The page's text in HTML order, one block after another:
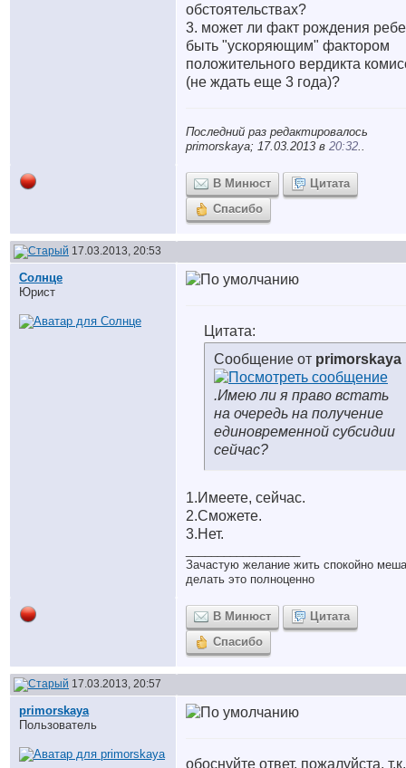
обстоятельствах?
3. может ли факт рождения
быть "ускоряющим" фактором
положительного вердикта
(не ждать еще 3 года)?
Последний раз редактировалось
primorskaya; 17.03.2013 в 20:32
В Минюст
Цитата
Спасибо
17.03.2013, 20:53
Солнце
Юрист
Цитата:
Сообщение от primorskaya
.Имею ли я право встать
на очередь на получение
единовременной субсидии
сейчас?
1.Имеете, сейчас.
2.Сможете.
3.Нет.
Зачастую желание жить спокойно
делать это полноценно
В Минюст
Цитата
Спасибо
17.03.2013, 20:57
primorskaya
Пользователь
обоснуйте ответ, пожалуйста, т.к.